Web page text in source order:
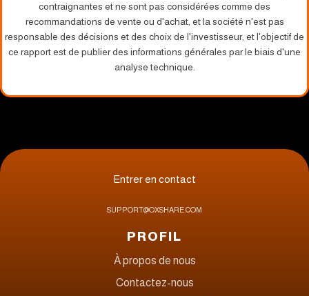
contraignantes et ne sont pas considérées comme des
recommandations de vente ou d'achat, et la société n'est pas
responsable des décisions et des choix de l'investisseur, et l'objectif de
ce rapport est de publier des informations générales par le biais d'une
analyse technique.
Entrer en contact
SUPPORT@OXSHARE.COM
PROFIL
À propos de nous
Contactez-nous